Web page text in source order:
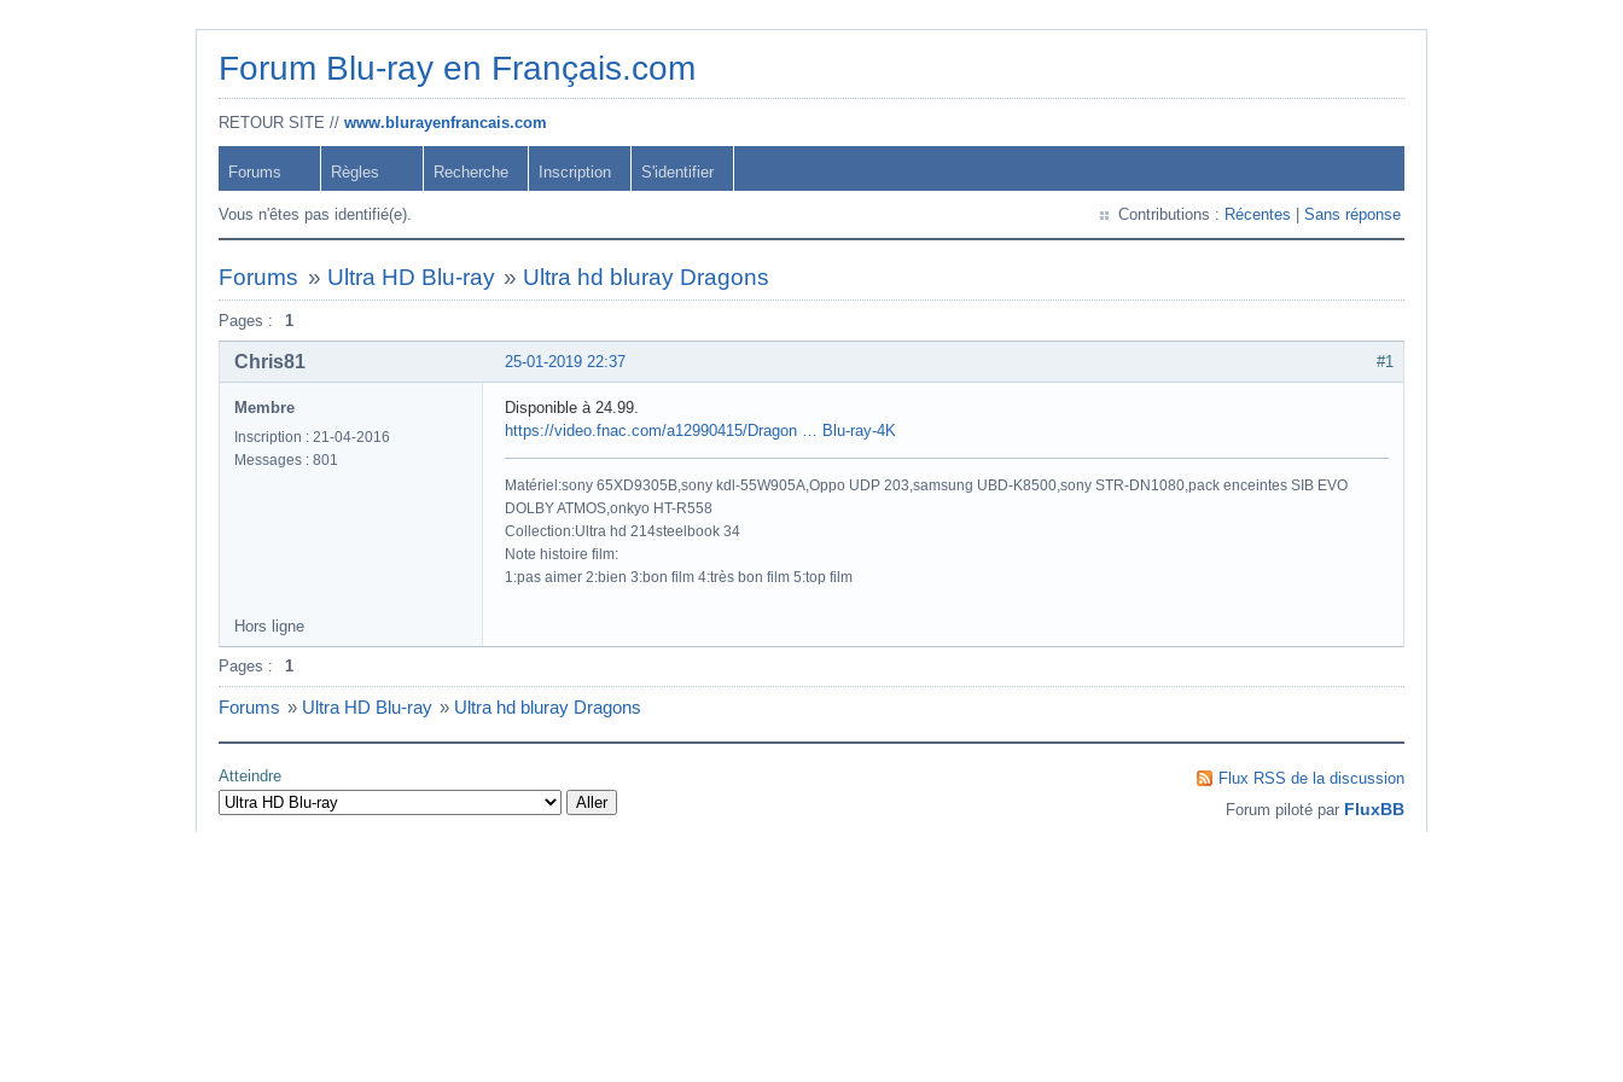
Forum Blu-ray en Français.com
RETOUR SITE // www.blurayenfrancais.com
Forums Règles Recherche Inscription S'identifier
Vous n'êtes pas identifié(e). Contributions : Récentes Sans réponse
Forums » Ultra HD Blu-ray » Ultra hd bluray Dragons
Pages : 1
#1
25-01-2019 22:37
Chris81
Membre
Inscription : 21-04-2016
Messages : 801
Disponible à 24.99.
https://video.fnac.com/a12990415/Dragon … Blu-ray-4K
Matériel:sony 65XD9305B,sony kdl-55W905A,Oppo UDP 203,samsung UBD-K8500,sony STR-DN1080,pack enceintes SIB EVO
DOLBY ATMOS,onkyo HT-R558
Collection:Ultra hd 214steelbook 34
Note histoire film:
1:pas aimer 2:bien 3:bon film 4:très bon film 5:top film
Hors ligne
Pages : 1
Forums » Ultra HD Blu-ray » Ultra hd bluray Dragons
Atteindre
Flux RSS de la discussion
Forum piloté par FluxBB